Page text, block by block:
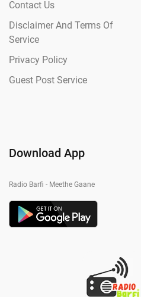
Contact Us
Disclaimer And Terms Of
Service
Privacy Policy
Guest Post Service
Download App
Radio Barfi - Meethe Gaane